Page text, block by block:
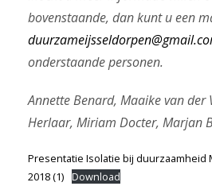
bovenstaande, dan kunt u een
onderstaande personen.
Annette Benard, Maaike van der
Herlaar, Miriam Docter, Marjan
Presentatie Isolatie bij duurzaamheid
2018 (1) Download